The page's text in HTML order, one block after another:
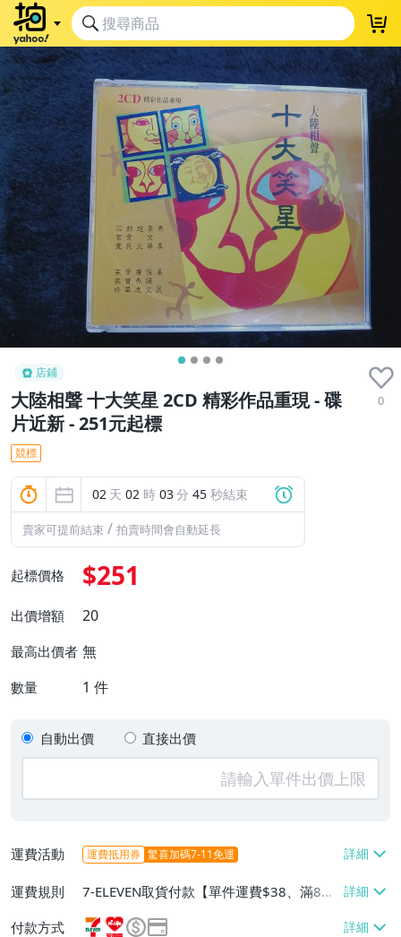
店鋪
大陸相聲 十大笑星 2CD 精彩作品重現 - 碟
片近新 - 251元起標
0
競標
02 天 02 時 03分 44 秒結束
賣家可提前結束 / 拍賣時間會自動延長
起標價格 $251
出價增額 20
最高出價者 無
數量 1 件
自動出價 直接出價
運費活動 運費抵用券 驚喜加碼7-11免運
運費規則
7-ELEVEN取貨付款【單件運費$38、滿8件
或消費滿$3000免運費】、萊爾富取貨付款
付款方式